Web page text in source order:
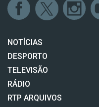
NOTÍCIAS
DESPORTO
TELEVISÃO
RÁDIO
RTP ARQUIVOS